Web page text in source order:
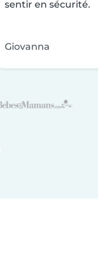
sentir en sécurité.
Giovanna